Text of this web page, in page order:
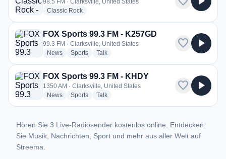
98.5 FM · Clarksville, United States
Classic Rockradio stations
FOX Sports 99.3 FM - K257GD
99.3 FM · Clarksville, United States
Newsradio stations
Sportsradio stations
Talkradio stations
favorite play_arrow
FOX Sports 99.3 FM - KHDY
1350 AM · Clarksville, United States
Newsradio stations
Sportsradio stations
Talkradio stations
favorite play_arrow
Hören Sie 3 Live-Radiosender kostenlos online. Entdecken
Sie Musik, Nachrichten, Sport und mehr aus aller Welt auf
Streema.